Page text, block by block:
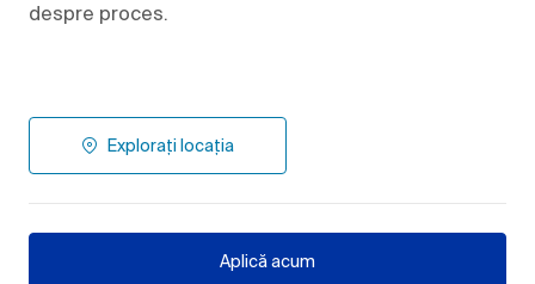
despre proces.
Explorați locația
Aplică acum